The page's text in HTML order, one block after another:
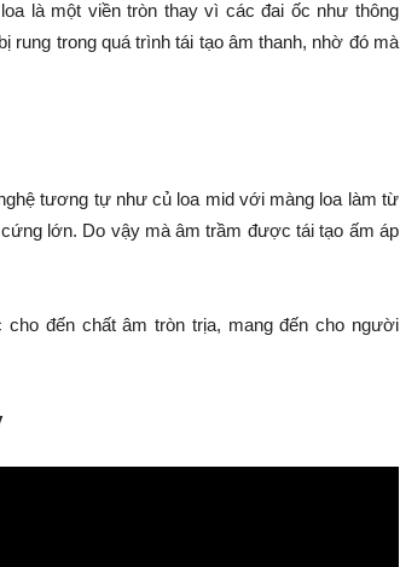
là một viền tròn thay vì các đai ốc như thông
rung trong quá trình tái tạo âm thanh, nhờ đó mà
tương tự như củ loa mid với màng loa làm từ
lớn. Do vậy mà âm trầm được tái tạo ấm áp
đến chất âm tròn trịa, mang đến cho người